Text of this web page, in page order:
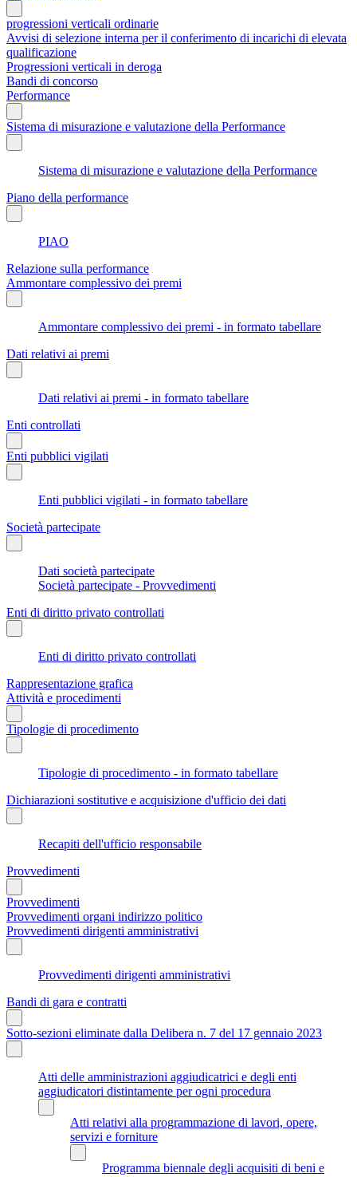
progressioni verticali ordinarie
Avvisi di selezione interna per il conferimento di incarichi di elevata
qualificazione
Progressioni verticali in deroga
Bandi di concorso
Performance
Sistema di misurazione e valutazione della Performance
Sistema di misurazione e valutazione della Performance
Piano della performance
PIAO
Relazione sulla performance
Ammontare complessivo dei premi
Ammontare complessivo dei premi - in formato tabellare
Dati relativi ai premi
Dati relativi ai premi - in formato tabellare
Enti controllati
Enti pubblici vigilati
Enti pubblici vigilati - in formato tabellare
Società partecipate
Dati società partecipate
Società partecipate - Provvedimenti
Enti di diritto privato controllati
Enti di diritto privato controllati
Rappresentazione grafica
Attività e procedimenti
Tipologie di procedimento
Tipologie di procedimento - in formato tabellare
Dichiarazioni sostitutive e acquisizione d'ufficio dei dati
Recapiti dell'ufficio responsabile
Provvedimenti
Provvedimenti
Provvedimenti organi indirizzo politico
Provvedimenti dirigenti amministrativi
Provvedimenti dirigenti amministrativi
Bandi di gara e contratti
Sotto-sezioni eliminate dalla Delibera n. 7 del 17 gennaio 2023
Atti delle amministrazioni aggiudicatrici e degli enti
aggiudicatori distintamente per ogni procedura
Atti relativi alla programmazione di lavori, opere,
servizi e forniture
Programma biennale degli acquisiti di beni e